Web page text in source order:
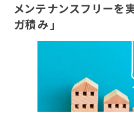
メンテナンスフリーを
ガ積み」